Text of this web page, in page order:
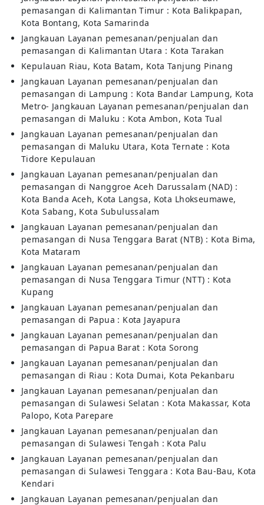
pemasangan di Kalimantan Timur : Kota Balikpapan,
Kota Bontang, Kota Samarinda
Jangkauan Layanan pemesanan/penjualan dan
pemasangan di Kalimantan Utara : Kota Tarakan
Kepulauan Riau, Kota Batam, Kota Tanjung Pinang
Jangkauan Layanan pemesanan/penjualan dan
pemasangan di Lampung : Kota Bandar Lampung, Kota
Metro- Jangkauan Layanan pemesanan/penjualan dan
pemasangan di Maluku : Kota Ambon, Kota Tual
Jangkauan Layanan pemesanan/penjualan dan
pemasangan di Maluku Utara, Kota Ternate : Kota
Tidore Kepulauan
Jangkauan Layanan pemesanan/penjualan dan
pemasangan di Nanggroe Aceh Darussalam (NAD) :
Kota Banda Aceh, Kota Langsa, Kota Lhokseumawe,
Kota Sabang, Kota Subulussalam
Jangkauan Layanan pemesanan/penjualan dan
pemasangan di Nusa Tenggara Barat (NTB) : Kota Bima,
Kota Mataram
Jangkauan Layanan pemesanan/penjualan dan
pemasangan di Nusa Tenggara Timur (NTT) : Kota
Kupang
Jangkauan Layanan pemesanan/penjualan dan
pemasangan di Papua : Kota Jayapura
Jangkauan Layanan pemesanan/penjualan dan
pemasangan di Papua Barat : Kota Sorong
Jangkauan Layanan pemesanan/penjualan dan
pemasangan di Riau : Kota Dumai, Kota Pekanbaru
Jangkauan Layanan pemesanan/penjualan dan
pemasangan di Sulawesi Selatan : Kota Makassar, Kota
Palopo, Kota Parepare
Jangkauan Layanan pemesanan/penjualan dan
pemasangan di Sulawesi Tengah : Kota Palu
Jangkauan Layanan pemesanan/penjualan dan
pemasangan di Sulawesi Tenggara : Kota Bau-Bau, Kota
Kendari
Jangkauan Layanan pemesanan/penjualan dan